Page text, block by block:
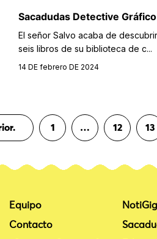
Sacadudas Detective Gráfico
El señor Salvo acaba de
seis libros de su biblioteca de c...
14 DE febrero DE 2024
Página
1 … Página
12 13
Equipo
Contacto